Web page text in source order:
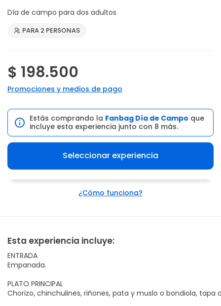
Día de campo para dos adultos
PARA 2 PERSONAS
$ 198.500
Promociones y medios de pago
Estás comprando la Fanbag Día de Campo que
incluye esta experiencia junto con 8 más.
Seleccionar experiencia
¿Cómo funciona?
Esta experiencia incluye:
ENTRADA
Empanada.
PLATO PRINCIPAL
Chorizo, chinchulines, riñones, pata y muslo o bondiola, tapa